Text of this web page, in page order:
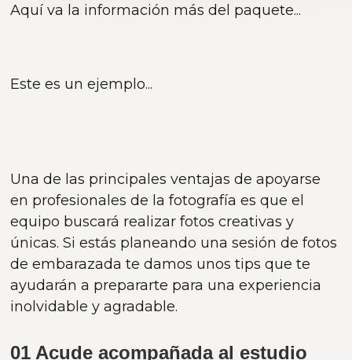
Aquí va la información más del paquete...
Este es un ejemplo...
Una de las principales ventajas de apoyarse
en profesionales de la fotografía es que el
equipo buscará realizar fotos creativas y
únicas. Si estás planeando una sesión de fotos
de embarazada te damos unos tips que te
ayudarán a prepararte para una experiencia
inolvidable y agradable.
01 Acude acompañada al estudio